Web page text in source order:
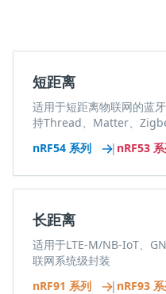
短距离
适用于短距离物联网的蓝
持Thread、Matter、
nRF54 系列
| nRF53
长距离
适用于LTE-M/NB-IoT、
联网系统级封装
nRF91 系列
| nRF93